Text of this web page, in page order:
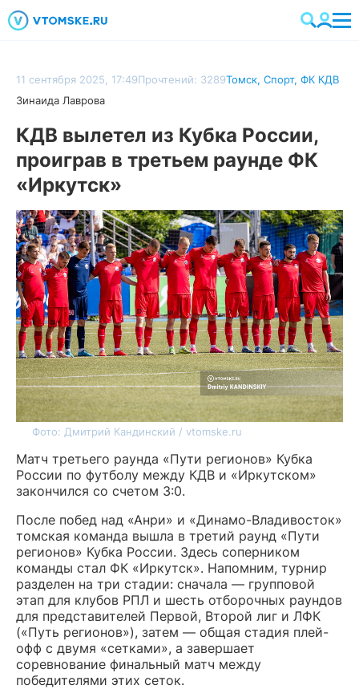
11 сентября 2025, 17:49Прочтений: 3289Томск, Спорт, ФК КДВ
Зинаида Лаврова
КДВ вылетел из Кубка России,
проиграв в третьем раунде ФК
«Иркутск»
Фото: Дмитрий Кандинский / vtomske.ru
Матч третьего раунда «Пути регионов» Кубка
России по футболу между КДВ и «Иркутском»
закончился со счетом 3:0.
После побед над «Анри» и «Динамо-Владивосток»
томская команда вышла в третий раунд «Пути
регионов» Кубка России. Здесь соперником
команды стал ФК «Иркутск». Напомним, турнир
разделен на три стадии: сначала — групповой
этап для клубов РПЛ и шесть отборочных раундов
для представителей Первой, Второй лиг и ЛФК
(«Путь регионов»), затем — общая стадия плей-
офф с двумя «сетками», а завершает
соревнование финальный матч между
победителями этих сеток.